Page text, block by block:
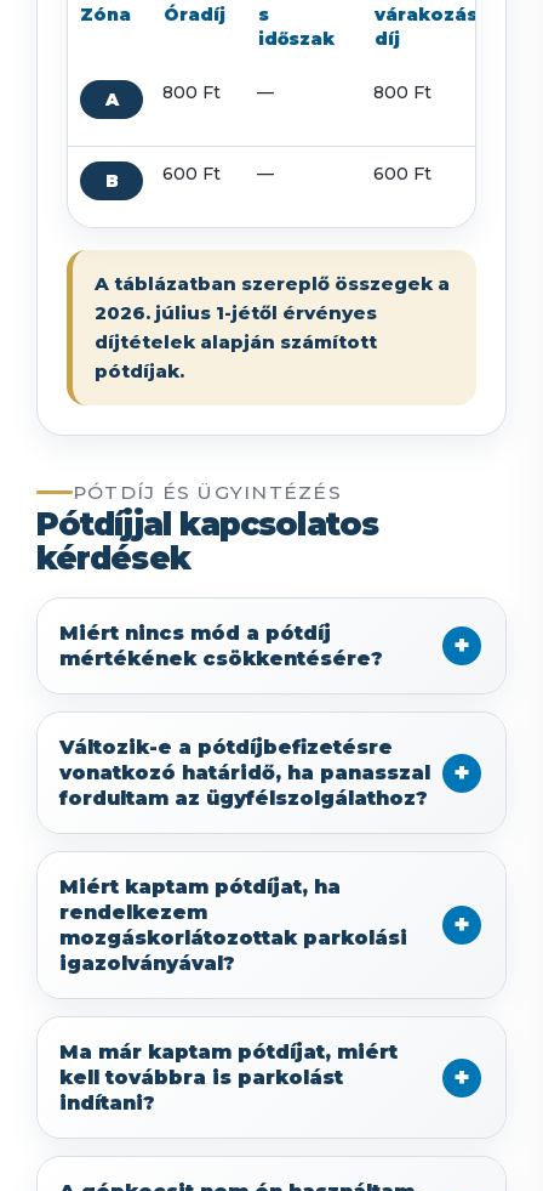
Zóna Óradíj
s
időszak
várakozási
díj
A 800 Ft — 800 Ft
B 600 Ft — 600 Ft
A táblázatban szereplő összegek a
2026. július 1-jétől érvényes
díjtételek alapján számított
pótdíjak.
PÓTDÍJ ÉS ÜGYINTÉZÉS
Pótdíjjal kapcsolatos
kérdések
Miért nincs mód a pótdíj
mértékének csökkentésére?
Változik-e a pótdíjbefizetésre
vonatkozó határidő, ha panasszal
fordultam az ügyfélszolgálathoz?
Miért kaptam pótdíjat, ha
rendelkezem
mozgáskorlátozottak parkolási
igazolványával?
Ma már kaptam pótdíjat, miért
kell továbbra is parkolást
indítani?